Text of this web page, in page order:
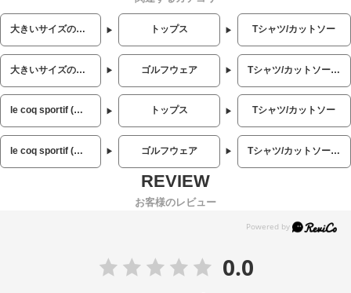
大きいサイズのメンズ服 トップス Tシャツ/カットソー
大きいサイズのメンズ服 ゴルフウェア Tシャツ/カットソー (ゴルフ)
le coq sportif (ルコックスポルティフ) トップス Tシャツ/カットソー
le coq sportif (ルコックスポルティフ) ゴルフウェア Tシャツ/カットソー (ゴルフ)
お客様のレビュー
0.0